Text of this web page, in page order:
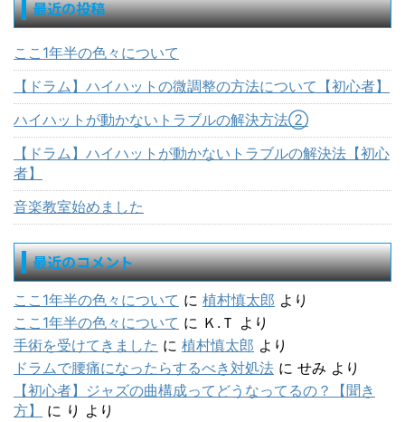
最近の投稿
ここ1年半の色々について
【ドラム】ハイハットの微調整の方法について【初心者】
ハイハットが動かないトラブルの解決方法②
【ドラム】ハイハットが動かないトラブルの解決法【初心
者】
音楽教室始めました
最近のコメント
ここ1年半の色々について に 植村慎太郎 より
ここ1年半の色々について に Ｋ.Ｔ より
手術を受けてきました に 植村慎太郎 より
ドラムで腰痛になったらするべき対処法 に せみ より
【初心者】ジャズの曲構成ってどうなってるの？【聞き
方】
に り より